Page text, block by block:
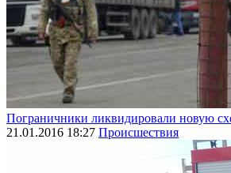
Пограничники ликвидировали новую
21.01.2016 18:27 Происшествия